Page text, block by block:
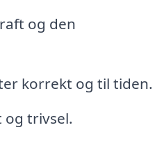
og den
korrekt og til tiden.
trivsel.